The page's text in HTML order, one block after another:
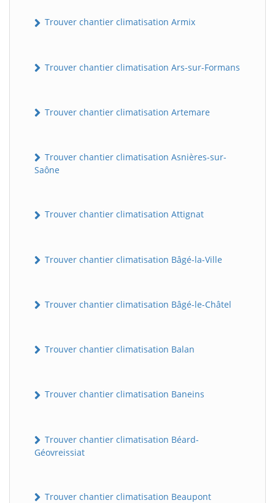
Trouver chantier climatisation Armix
Trouver chantier climatisation Ars-sur-Formans
Trouver chantier climatisation Artemare
Trouver chantier climatisation Asnières-sur-
Saône
Trouver chantier climatisation Attignat
Trouver chantier climatisation Bâgé-la-Ville
Trouver chantier climatisation Bâgé-le-Châtel
Trouver chantier climatisation Balan
Trouver chantier climatisation Baneins
Trouver chantier climatisation Béard-
Géovreissiat
Trouver chantier climatisation Beaupont